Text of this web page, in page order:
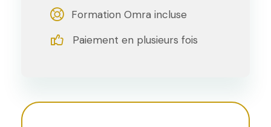
Formation Omra incluse
Paiement en plusieurs fois